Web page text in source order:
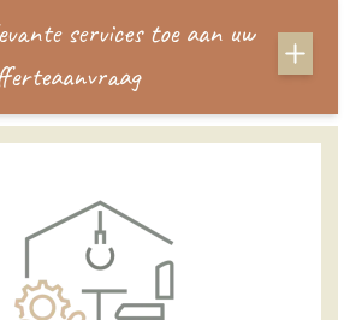
services toe aan uw